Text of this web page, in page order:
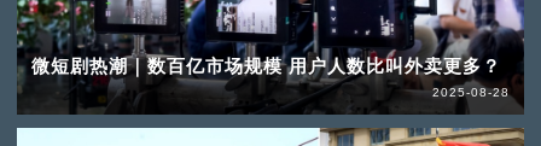
微短剧热潮｜数百亿市场规模 用户人数比叫外卖更多？
2025-08-28